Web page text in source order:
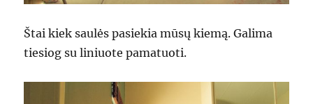
Štai kiek saulės pasiekia mūsų kiemą. Galima
tiesiog su liniuote pamatuoti.